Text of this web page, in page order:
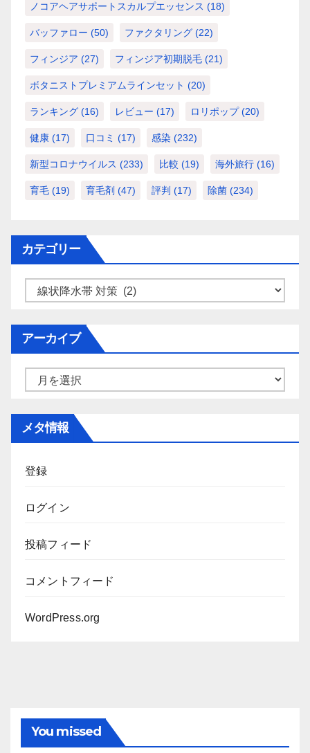
ノコアヘアサポートスカルプエッセンス (18)
バッファロー (50) ファクタリング (22)
フィンジア (27) フィンジア初期脱毛 (21)
ボタニストプレミアムラインセット (20)
ランキング (16) レビュー (17) ロリポップ(20)
健康 (17) 口コミ (17) 感染 (232)
新型コロナウイルス (233) 比較 (19) 海外旅行 (16)
育毛 (19) 育毛剤 (47) 評判 (17) 除菌 (234)
カテゴリー
ー
アーカイブ
メタ情報
登録
ログイン
投稿フィード
コメントフィード
WordPress.org
You missed